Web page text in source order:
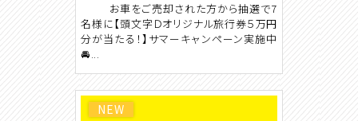
お車をご売却された方から抽選で7
名様に【頭文字Ｄオリジナル旅行券５万円
分が当たる！】サマーキャンペーン実施中
🚘...
NEW